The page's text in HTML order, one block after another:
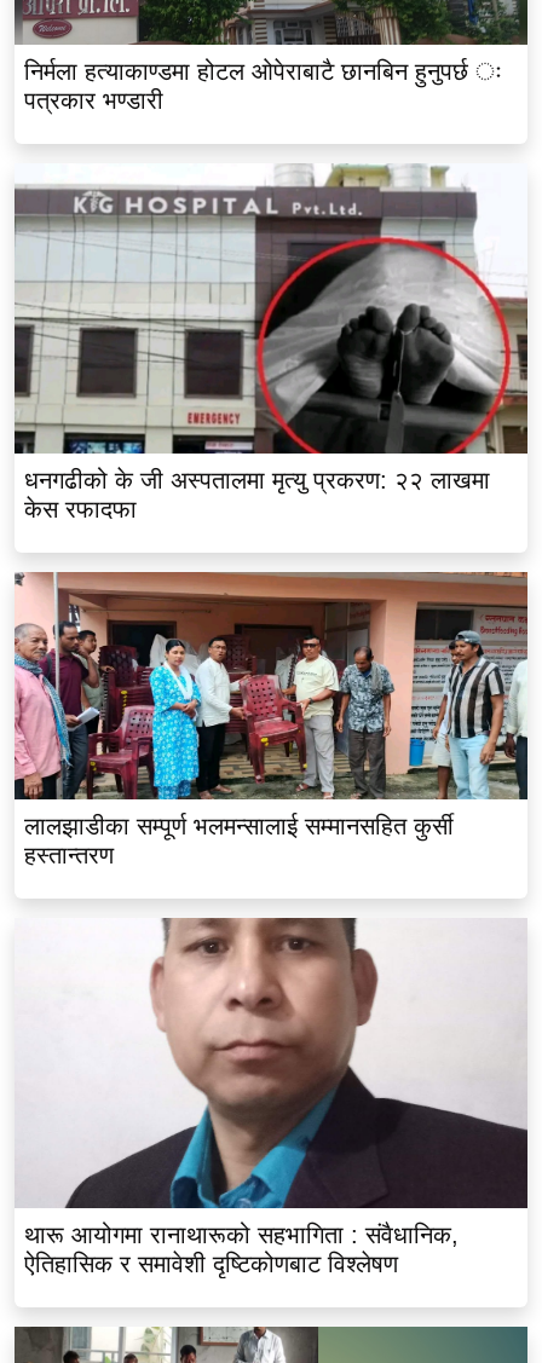
निर्मला हत्याकाण्डमा होटल ओपेराबाटै छानबिन हुनुपर्छ ः
पत्रकार भण्डारी
धनगढीको के जी अस्पतालमा मृत्यु प्रकरण: २२ लाखमा
केस रफादफा
लालझाडीका सम्पूर्ण भलमन्सालाई सम्मानसहित कुर्सी
हस्तान्तरण
थारू आयोगमा रानाथारूको सहभागिता : संवैधानिक,
ऐतिहासिक र समावेशी दृष्टिकोणबाट विश्लेषण